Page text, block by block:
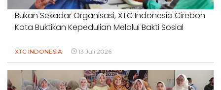
Bukan Sekadar Organisasi, XTC Indonesia Cirebon
Kota Buktikan Kepedulian Melalui Bakti Sosial
XTC INDONESIA 13 Juli 2026